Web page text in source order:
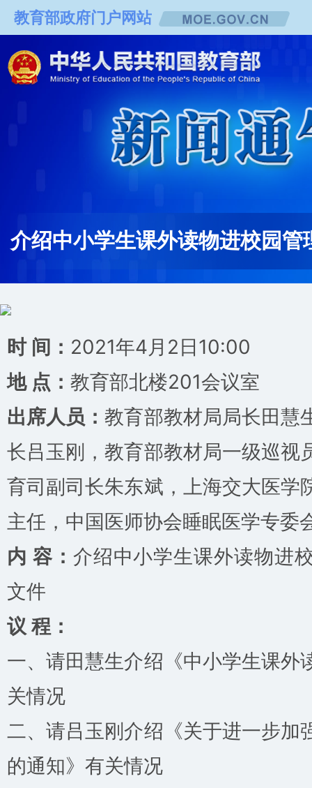
教育部政府门户网站
介绍中小学生课外读物进校园
时 间： 2021年4月2日10:00
地 点： 教育部北楼201会议室
出席人员：教育部教材局局长田慧
长吕玉刚，教育部教材局一级巡视
育司副司长朱东斌，上海交大医学
主任，中国医师协会睡眠医学专委
内 容： 介绍中小学生课外读物进
文件
议 程：
一、请田慧生介绍《中小学生课外
关情况
二、请吕玉刚介绍《关于进一步加
的通知》有关情况